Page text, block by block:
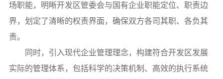
场职能，明晰开发区管委会与国有企业职能定位、职责边
界，划定了清晰的权责界面，确保双方各司其职、各负其
责。
同时，引入现代企业管理理念，构建符合开发区发展
实际的管理体系，包括科学的决策机制、高效的执行系统